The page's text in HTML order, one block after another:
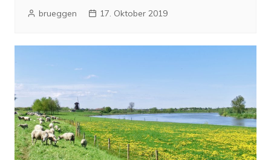
brueggen 17. Oktober 2019